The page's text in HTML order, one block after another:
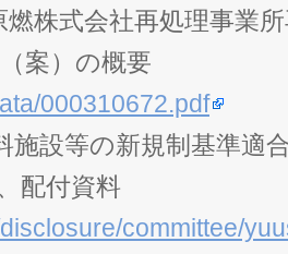
株式会社再処理事業
案）の概要
000310672.pdf
施設等の新規制基準適
配付資料
committee/